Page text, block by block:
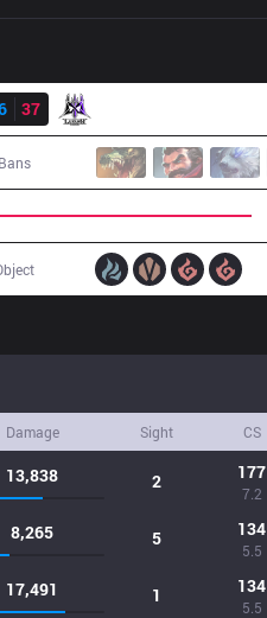
37
Bans
Damage Sight CS
13,838 2 177
7.2
8,265 5 134
5.5
17,491 1 134
5.5